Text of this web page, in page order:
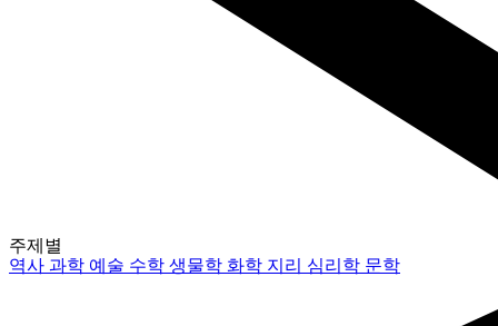
주제별
역사과학 예술 수학생물학 화학 지리 심리학 문학